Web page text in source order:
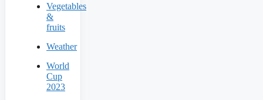
Vegetables
&
fruits
Weather
World
Cup
2023